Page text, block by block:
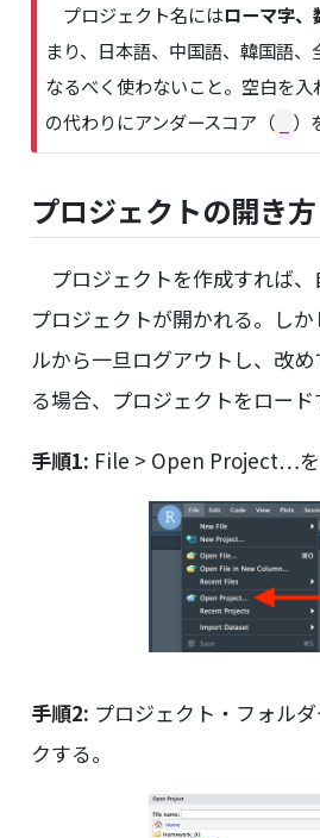
p
o
r
t
a
n
プロジェクト名にはローマ字、
まり、日本語、中国語、韓国語、
なるべく使わないこと。空白を入
の代わりにアンダースコア（
）
プロジェクトの開き方
プロジェクトを作成すれば
プロジェクトが開かれる。し
ルから一旦ログアウトし、改
る場合、プロジェクトをロード
手順1: File > Open Project…を
手順2: プロジェクト・フォル
クする。